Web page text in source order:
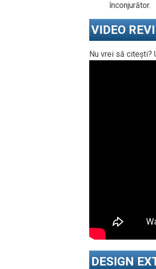
înconjurător.
VIDEO
Nu vrei să citești?
DESIGN